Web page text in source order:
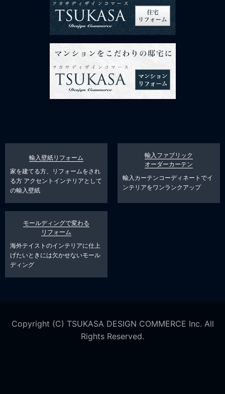
輸入壁紙リフォーム
家を建てる方、リフォームをされ
る方 アクセントインテリアとして
の輸入壁紙
輸入ファブリック
オーダーカーテン
輸入カーテンコーディネートでイ
ンテリアをワンランクアップ
モールディングで変わる
リフォーム
海外テイストのインテリアに仕上
げたいときには欠かせないモール
ディング
Copyright (C) TSUKASA DESIGN COMMERCE Inc. All
Rights Reserved.